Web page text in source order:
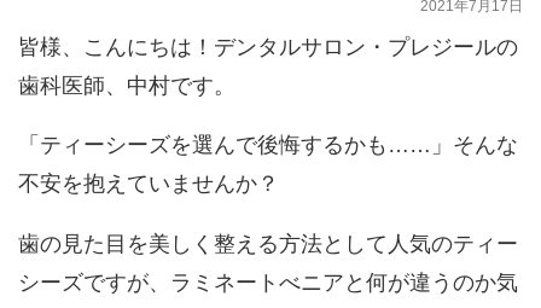
2021年7月17日
皆様、こんにちは！デンタルサロン・プレジールの
歯科医師、中村です。
「ティーシーズを選んで後悔するかも……」そんな
不安を抱えていませんか？
歯の見た目を美しく整える方法として人気のティー
シーズですが、ラミネートべニアと何が違うのか気